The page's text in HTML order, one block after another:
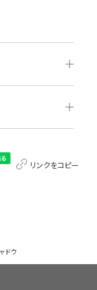
リンクをコピー
ドウ